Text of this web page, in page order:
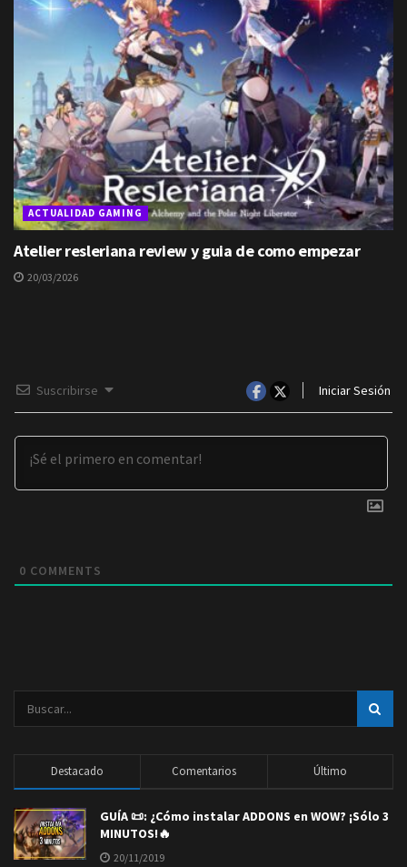
ACTUALIDAD GAMING
Atelier resleriana review y guia de como empezar
20/03/2026
Suscribirse Iniciar Sesión
0 COMMENTS
Destacado Comentarios Último
GUÍA 📜: ¿Cómo instalar ADDONS en WOW? ¡Sólo 3
MINUTOS!🔥
20/11/2019